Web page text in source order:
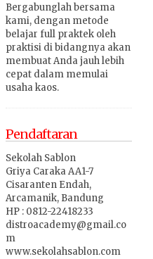
Bergabunglah bersama
kami, dengan metode
belajar full praktek oleh
praktisi di bidangnya akan
membuat Anda jauh lebih
cepat dalam memulai
usaha kaos.
Pendaftaran
Sekolah Sablon
Griya Caraka AA1-7
Cisaranten Endah,
Arcamanik, Bandung
HP : 0812-22418233
distroacademy@gmail.co
m
www.sekolahsablon.com